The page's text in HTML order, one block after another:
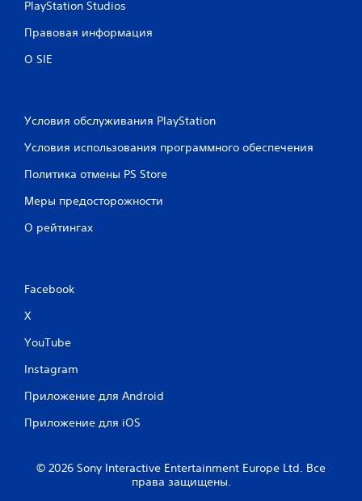
PlayStation Studios
Правовая информация
О SIE
Условия обслуживания PlayStation
Условия использования программного обеспечения
Политика отмены PS Store
Меры предосторожности
О рейтингах
Facebook
X
YouTube
Instagram
Приложение для Android
Приложение для iOS
© 2026 Sony Interactive Entertainment Europe Ltd. Все
права защищены.